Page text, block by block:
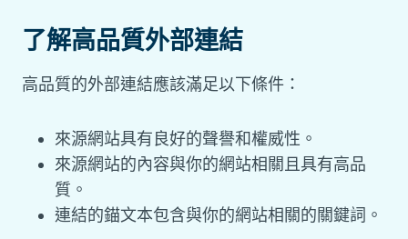
了解高品質外部連結
高品質的外部連結應該滿足以下條件：
來源網站具有良好的聲譽和權威性。
來源網站的內容與你的網站相關且具有高品
質。
連結的錨文本包含與你的網站相關的關鍵詞。